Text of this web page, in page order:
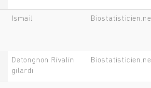
Ismail Biostatisticien.ne
Detongnon Rivalin
gilardi
Biostatisticien.ne